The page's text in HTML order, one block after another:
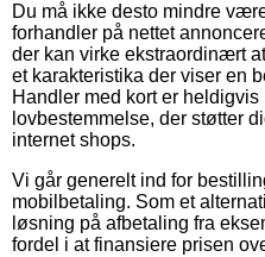
Du må ikke desto mindre
forhandler på nettet
der kan virke ekstraordinært
et karakteristika der viser en
Handler med kort er heldigvis
lovbestemmelse, der støtter
internet shops.
Vi går generelt ind for
mobilbetaling. Som et
løsning på afbetaling fra
fordel i at finansiere prisen